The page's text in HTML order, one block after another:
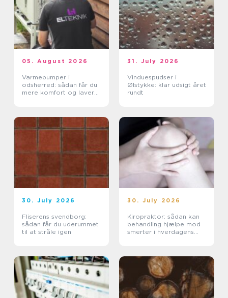
05. August 2026
Varmepumper i
odsherred: sådan får du
mere komfort og lavere
31. July 2026
Vinduespudser i
Ølstykke: klar udsigt året
rundt
30. July 2026
Fliserens svendborg:
sådan får du uderummet
til at stråle igen
30. July 2026
Kiropraktor: sådan kan
behandling hjælpe mod
smerter i hverdagens